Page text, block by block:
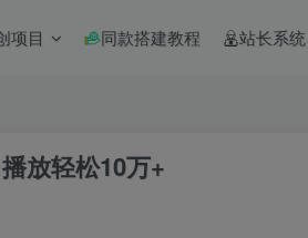
项目 同款搭建教程 站长系统
放轻松10万+